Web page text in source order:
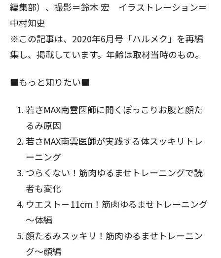
編集部）、撮影＝鈴木 宏 イラストレーション＝
中村知史
※この記事は、2020年6月号「ハルメク」を再編
集し、掲載しています。年齢は取材当時のもの。
■もっと知りたい■
若さMAX南雲医師に聞くぽっこりお腹と顔た
るみ原因
若さMAX南雲医師が実践する体スッキリトレ
ーニング
つらくない！筋肉ゆるませトレーニングで読
者も変化
ウエスト－11cm！筋肉ゆるませトレーニング
～体編
顔たるみスッキリ！筋肉ゆるませトレーニン
グ～顔編